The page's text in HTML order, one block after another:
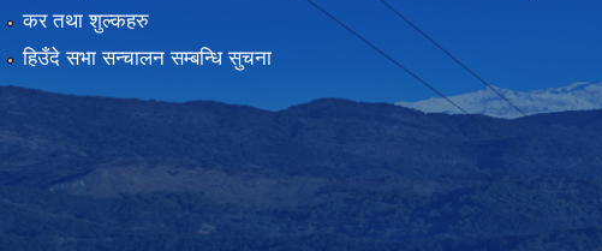
कर तथा शुल्कहरु
हिउँदे सभा सन्चालन सम्बन्धि सुचना